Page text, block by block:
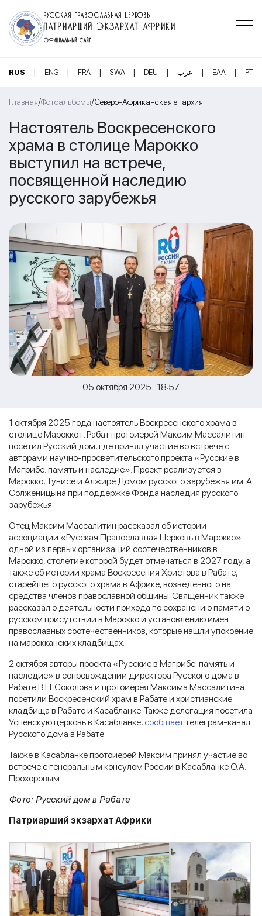
РУССКАЯ ПРАВОСЛАВНАЯ ЦЕРКОВЬ
ПАТРИАРШИЙ ЭКЗАРХАТ АФРИКИ
ОФИЦИАЛЬНЫЙ САЙТ
RUS | ENG | FRA | SWA | DEU | عرب | ΕΛΛ | PT
Главная/Фотоальбомы/Северо-Африканская епархия
Настоятель Воскресенского
храма в столице Марокко
выступил на встрече,
посвященной наследию
русского зарубежья
05 октября 2025 18:57
1 октября 2025 года настоятель Воскресенского храма в
столице Марокко г. Рабат протоиерей Максим Массалитин
посетил Русский дом, где принял участие во встрече с
авторами научно-просветительского проекта «Русские в
Магрибе: память и наследие». Проект реализуется в
Марокко, Тунисе и Алжире Домом русского зарубежья им. А.
Солженицына при поддержке Фонда наследия русского
зарубежья.
Отец Максим Массалитин рассказал об истории
ассоциации «Русская Православная Церковь в Марокко» –
одной из первых организаций соотечественников в
Марокко, столетие которой будет отмечаться в 2027 году, а
также об истории храма Воскресения Христова в Рабате,
старейшего русского храма в Африке, возведенного на
средства членов православной общины. Священник также
рассказал о деятельности прихода по сохранению памяти о
русском присутствии в Марокко и установлению имен
православных соотечественников, которые нашли упокоение
на марокканских кладбищах.
2 октября авторы проекта «Русские в Магрибе: память и
наследие» в сопровождении директора Русского дома в
Рабате В.П. Соколова и протоиерея Максима Массалитина
посетили Воскресенский храм в Рабате и христианские
кладбища в Рабате и Касабланке. Также делегация посетила
Успенскую церковь в Касабланке, сообщаеттелеграм-канал
Русского дома в Рабате.
Также в Касабланке протоиерей Максим принял участие во
встрече с генеральным консулом России в Касабланке О.А.
Прохоровым.
Фото: Русский дом в Рабате
Патриарший экзархат Африки